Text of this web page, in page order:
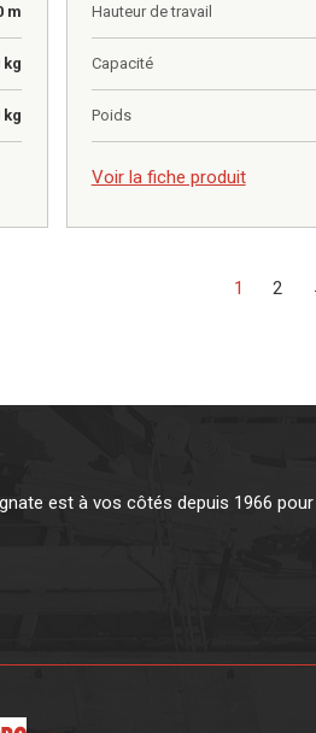
m
kg
kg
Hauteur de travail
Capacité
Poids
Voir la fiche produit
1 2
est à vos côtés depuis 1966